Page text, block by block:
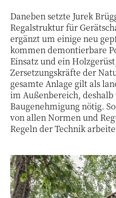
Daneben setzte Jurek
Regalstruktur für
ergänzt um einige neu
kommen demontierbare
Einsatz und ein
Zersetzungskräfte der
gesamte Anlage gilt als
im Außenbereich, deshalb
Baugenehmigung nötig.
von allen Normen und
Regeln der Technik